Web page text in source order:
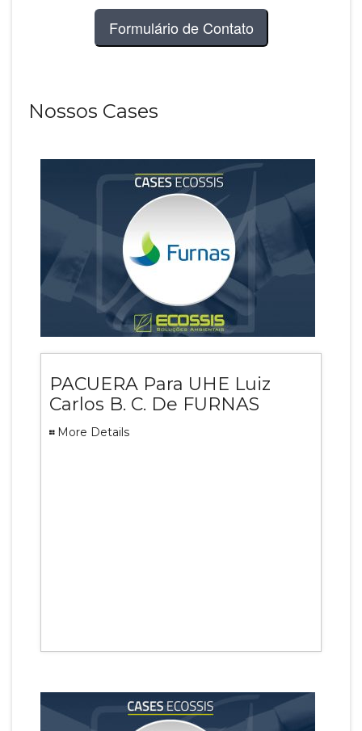
Formulário de Contato
Nossos Cases
PACUERA Para UHE Luiz
Carlos B. C. De FURNAS
More Details